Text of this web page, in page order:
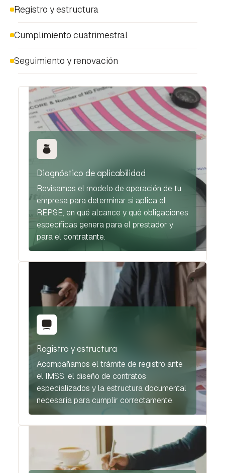
Registro y estructura
Cumplimiento cuatrimestral
Seguimiento y renovación
Diagnóstico de aplicabilidad
Revisamos el modelo de operación de tu
empresa para determinar si aplica el
REPSE, en qué alcance y qué obligaciones
específicas genera para el prestador y
para el contratante.
Registro y estructura
Acompañamos el trámite de registro ante
el IMSS, el diseño de contratos
especializados y la estructura documental
necesaria para cumplir correctamente.